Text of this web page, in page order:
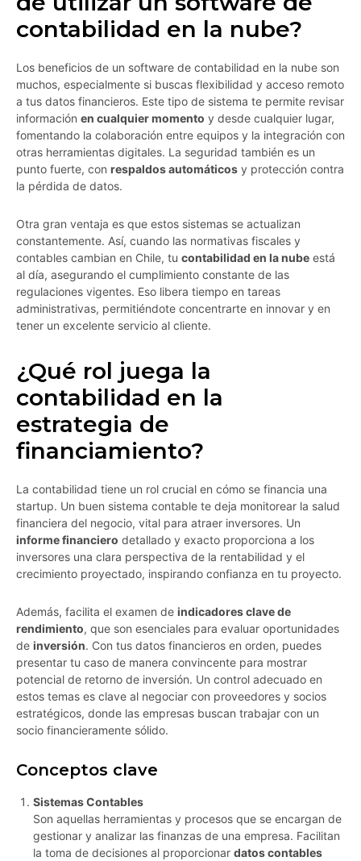
contabilidad en la nube?
Los beneficios de un software de contabilidad en la nube son
muchos, especialmente si buscas flexibilidad y acceso remoto
a tus datos financieros. Este tipo de sistema te permite revisar
información en cualquier momento y desde cualquier lugar,
fomentando la colaboración entre equipos y la integración con
otras herramientas digitales. La seguridad también es un
punto fuerte, con respaldos automáticos y protección contra
la pérdida de datos.
Otra gran ventaja es que estos sistemas se actualizan
constantemente. Así, cuando las normativas fiscales y
contables cambian en Chile, tu contabilidad en la nube está
al día, asegurando el cumplimiento constante de las
regulaciones vigentes. Eso libera tiempo en tareas
administrativas, permitiéndote concentrarte en innovar y en
tener un excelente servicio al cliente.
¿Qué rol juega la
contabilidad en la
estrategia de
financiamiento?
La contabilidad tiene un rol crucial en cómo se financia una
startup. Un buen sistema contable te deja monitorear la salud
financiera del negocio, vital para atraer inversores. Un
informe financiero detallado y exacto proporciona a los
inversores una clara perspectiva de la rentabilidad y el
crecimiento proyectado, inspirando confianza en tu proyecto.
Además, facilita el examen de indicadores clave de
rendimiento, que son esenciales para evaluar oportunidades
de inversión. Con tus datos financieros en orden, puedes
presentar tu caso de manera convincente para mostrar
potencial de retorno de inversión. Un control adecuado en
estos temas es clave al negociar con proveedores y socios
estratégicos, donde las empresas buscan trabajar con un
socio financieramente sólido.
Conceptos clave
Sistemas Contables
Son aquellas herramientas y procesos que se encargan de
gestionar y analizar las finanzas de una empresa. Facilitan
la toma de decisiones al proporcionar datos contables